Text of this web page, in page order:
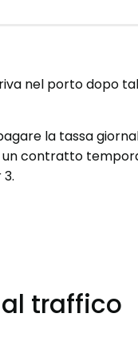
nel porto dopo
la tassa
un contratto
traffico